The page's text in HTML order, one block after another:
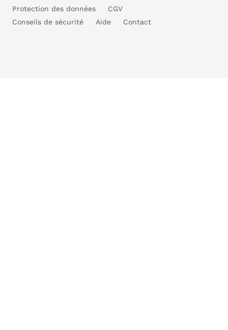
Protection des données
CGV
Conseils de sécurité
Aide Contact